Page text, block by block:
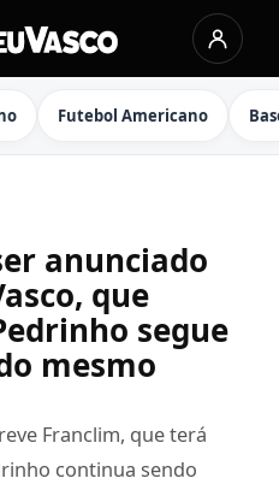
Futebol Americano
anunciado
que
segue
mesmo
Franclim, que terá
continua sendo